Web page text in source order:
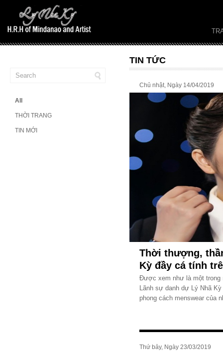
All
THỜI TRANG
TIN MỚI
TIN TỨC
Chủ nhật, Ngày 14/04/2019
Thời thượng,
Kỳ đầy cá tính
Được xem như là một trong
Lãnh sự danh dự Lý Nhã
phong cách menswear của
Thứ bảy, Ngày 23/03/2019